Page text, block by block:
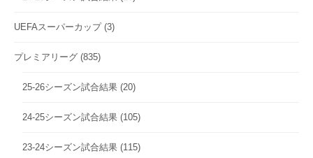
UEFAスーパーカップ(3)
プレミアリーグ (835)
25-26シーズン試合結果 (20)
24-25シーズン試合結果 (105)
23-24シーズン試合結果 (115)